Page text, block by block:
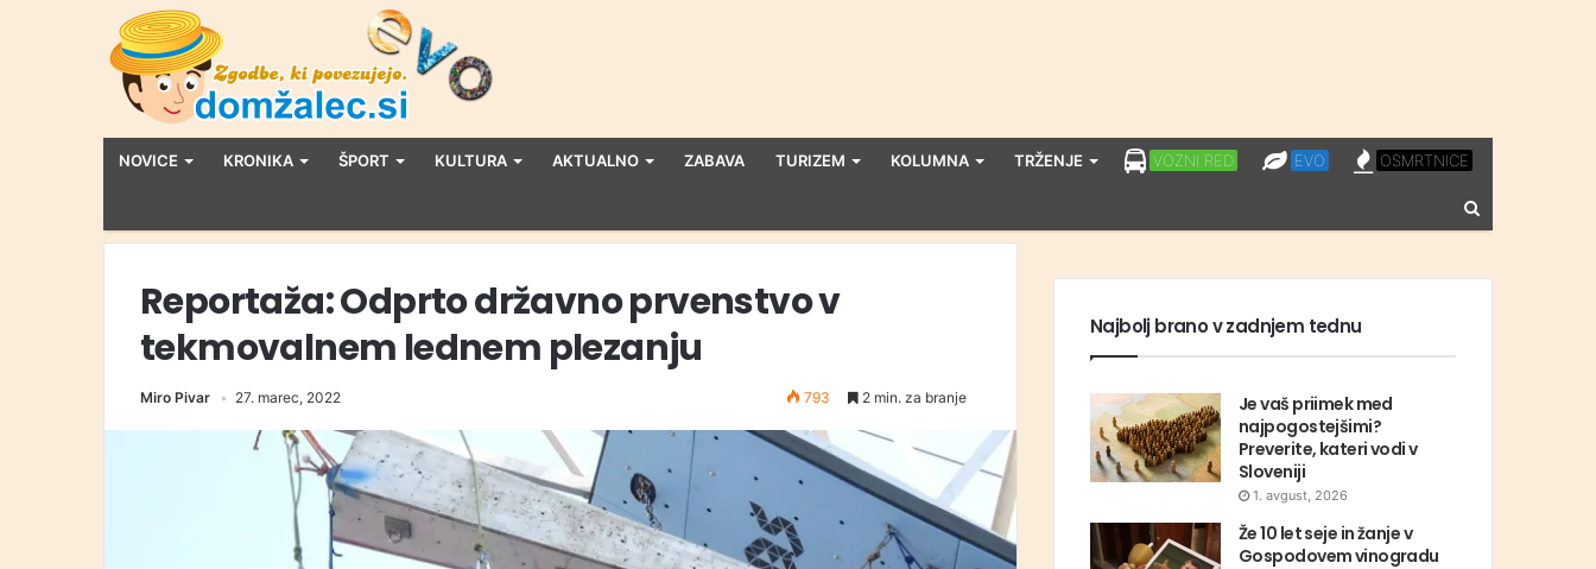
NOVICE KRONIKA ŠPORT KULTURA AKTUALNO ZABAVA TURIZEM KOLUMNA TRŽENJE LPP
VOZNI RED EVO
EVO OSMRTNICE
OSMRTNICE
Reportaža: Odprto državno prvenstvo v
tekmovalnem lednem plezanju
Miro Pivar 27. marec, 2022 793 2 min. za branje
Najbolj brano v zadnjem tednu
Je vaš priimek med
najpogostejšimi?
Preverite, kateri vodi v
Sloveniji
1. avgust, 2026
Že 10 let seje in žanje v
Gospodovem vinogradu